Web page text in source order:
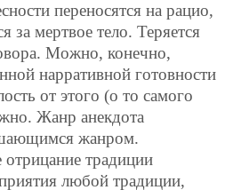
переносятся на рацио,
за мертвое тело. Теряется
Можно, конечно,
нарративной готовности
от этого (о то самого
Жанр анекдота
жанром.
отрицание традиции
любой традиции,